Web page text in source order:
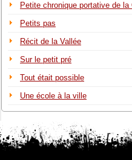
Petite chronique portative de
Petits pas
Récit de la Vallée
Sur le petit pré
Tout était possible
Une école à la ville